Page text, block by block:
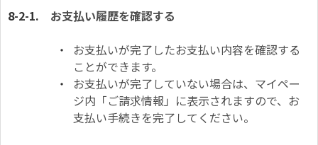
お支払い履歴を確認する
お支払いが完了したお支払い内容を確認する
ことができます。
お支払いが完了していない場合は、マイペー
ジ内「ご請求情報」に表示されますので、お
支払い手続きを完了してください。